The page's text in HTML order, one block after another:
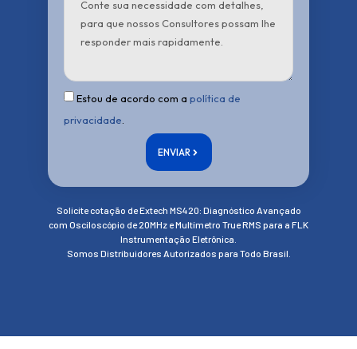
Estou de acordo com a política de
privacidade
ENVIAR
Solicite cotação de Extech MS420: Diagnóstico Avançado
com Osciloscópio de 20MHz e Multímetro True RMS para a FLK
Instrumentação Eletrônica.
Somos Distribuidores Autorizados para Todo Brasil.